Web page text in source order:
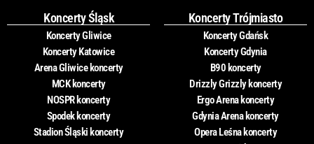
Koncerty Śląsk
Koncerty Gliwice
Koncerty Katowice
Arena Gliwice koncerty
MCK koncerty
NOSPR koncerty
Spodek koncerty
Stadion Śląski koncerty
Koncerty Trójmiasto
Koncerty Gdańsk
Koncerty Gdynia
B90 koncerty
Drizzly Grizzly koncerty
Ergo Arena koncerty
Gdynia Arena koncerty
Opera Leśna koncerty